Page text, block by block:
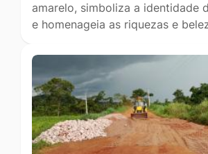
amarelo, simboliza a identidade
e homenageia as riquezas e